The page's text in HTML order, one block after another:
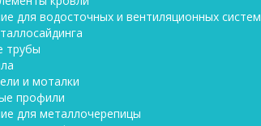
для водосточных и вентиляционных систем
трубы
и моталки
профили
для металлочерепицы